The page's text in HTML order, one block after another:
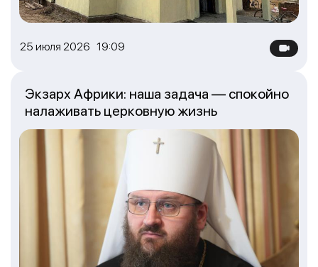
25 июля 2026 19:09
Экзарх Африки: наша задача — спокойно
налаживать церковную жизнь